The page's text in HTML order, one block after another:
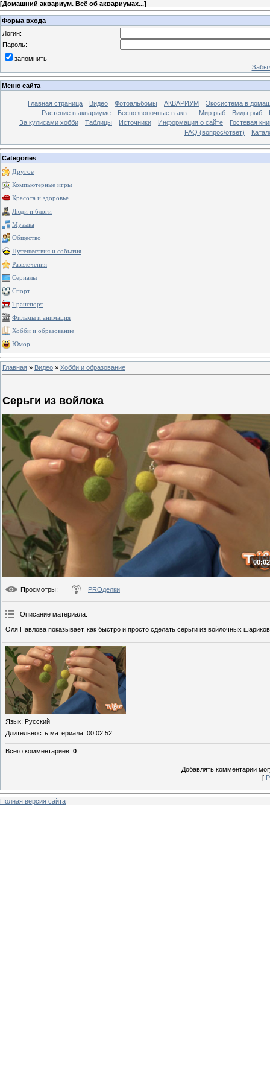
[Домашний аквариум. Всё об аквариумах...]
Форма входа
Логин:
Пароль:
запомнить
Меню сайта
Главная страница Видео Фотоальбомы АКВАРИУМ
Экосистема в
Растение в аквариуме
Беспозвоночные в акв... Мир рыб Виды рыб
За кулисами хобби
Таблицы Источники Информация о сайте
Гостевая
FAQ (вопрос/ответ)
Categories
Другое
Компьютерные игры
Красота и здоровье
Люди и блоги
Музыка
Общество
Путешествия и события
Развлечения
Сериалы
Спорт
Транспорт
Фильмы и анимация
Хобби и образование
Юмор
Главная » Видео » Хобби и образование
Серьги из войлока
Просмотры: PROделки
Описание материала:
Оля Павлова показывает, как быстро и просто сделать серьги из войлочных
Язык: Русский
Длительность материала: 00:02:52
Всего комментариев: 0
Добавлять комментарии
[
Полная версия сайта